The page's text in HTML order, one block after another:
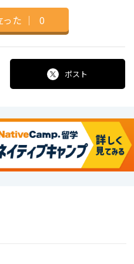
った ｜ 0
ポスト